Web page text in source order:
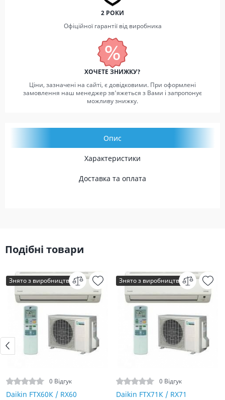
2 РОКИ
Офіційної гарантії від виробника
ХОЧЕТЕ ЗНИЖКУ?
Ціни, зазначені на сайті, є довідковими. При оформлені
замовлення наш менеджер зв'яжеться з Вами і запропонує
можливу знижку.
Опис
Характеристики
Доставка та оплата
Подібні товари
Знято з виробництва
0 Відгук
Daikin FTX60К / RX60
Знято з виробництва
0 Відгук
Daikin FTX71К / RX71